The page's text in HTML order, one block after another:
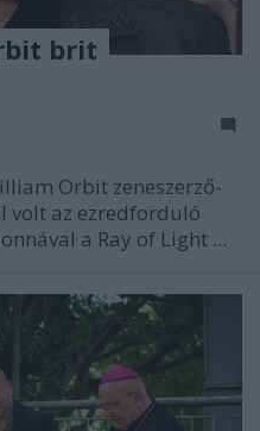
brit
Orbit zeneszerző-
volt az ezredforduló
a Ray of Light ...